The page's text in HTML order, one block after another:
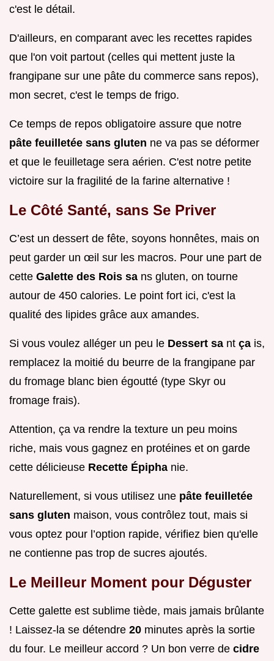
c'est le détail.
D'ailleurs, en comparant avec les recettes rapides
que l'on voit partout (celles qui mettent juste la
frangipane sur une pâte du commerce sans repos),
mon secret, c'est le temps de frigo.
Ce temps de repos obligatoire assure que notre
pâte feuilletée sans gluten ne va pas se déformer
et que le feuilletage sera aérien. C'est notre petite
victoire sur la fragilité de la farine alternative !
Le Côté Santé, sans Se Priver
C’est un dessert de fête, soyons honnêtes, mais on
peut garder un œil sur les macros. Pour une part de
cette Galette des Rois sa ns gluten, on tourne
autour de 450 calories. Le point fort ici, c'est la
qualité des lipides grâce aux amandes.
Si vous voulez alléger un peu le Dessert sa nt ça is,
remplacez la moitié du beurre de la frangipane par
du fromage blanc bien égoutté (type Skyr ou
fromage frais).
Attention, ça va rendre la texture un peu moins
riche, mais vous gagnez en protéines et on garde
cette délicieuse Recette Épipha nie.
Naturellement, si vous utilisez une pâte feuilletée
sans gluten maison, vous contrôlez tout, mais si
vous optez pour l’option rapide, vérifiez bien qu'elle
ne contienne pas trop de sucres ajoutés.
Le Meilleur Moment pour Déguster
Cette galette est sublime tiède, mais jamais brûlante
! Laissez-la se détendre 20 minutes après la sortie
du four. Le meilleur accord ? Un bon verre de cidre